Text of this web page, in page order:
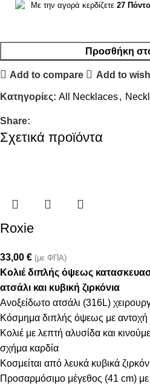
Με την αγορά κερδίζετε 27
Προσθήκη
Add to compare Add to
Κατηγορίες: All Necklaces,
Share:
Σχετικά προϊόντα
Roxie
33,00 € (με ΦΠΑ)
Κολιέ διπλής όψεως
ατσάλι και κυβική ζιρκόνια
Ανοξείδωτο ατσάλι (316L)
Κόσμημα διπλής όψεως με αντοχή
Κολιέ με λεπτή αλυσίδα και
σχήμα καρδία
Κοσμείται από λευκά κυβικά
Προσαρμόσιμο μέγεθος (41 cm)